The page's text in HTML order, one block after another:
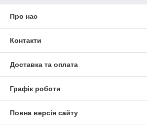
Про нас
Контакти
Доставка та оплата
Графік роботи
Повна версія сайту